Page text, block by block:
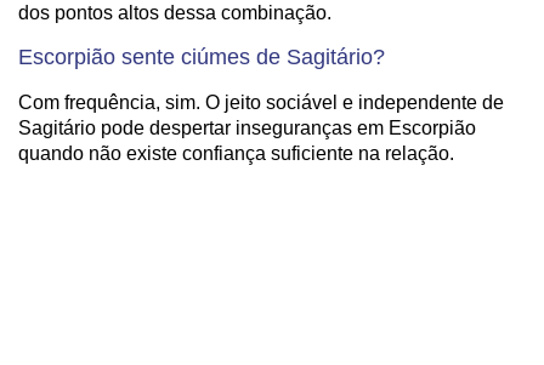
dos pontos altos dessa combinação.
Escorpião sente ciúmes de Sagitário?
Com frequência, sim. O jeito sociável e independente de
Sagitário pode despertar inseguranças em Escorpião
quando não existe confiança suficiente na relação.